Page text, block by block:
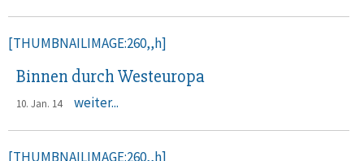
[THUMBNAILIMAGE:260,,h]
Binnen durch Westeuropa
10. Jan. 14 weiter...
[THUMBNAILIMAGE:260,,h]